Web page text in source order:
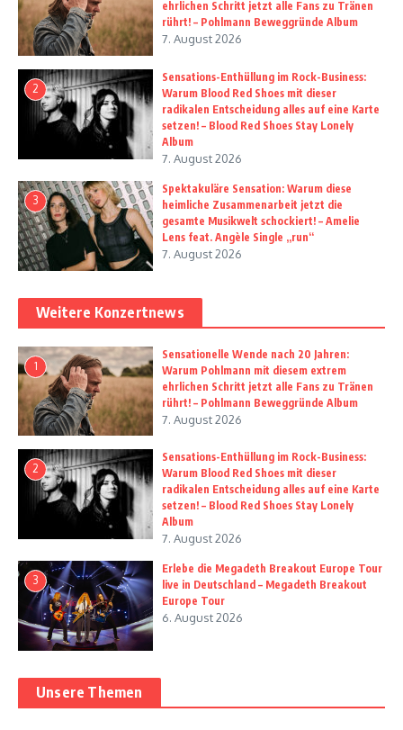
ehrlichen Schritt jetzt alle Fans zu Tränen
rührt! – Pohlmann Beweggründe Album
7. August 2026
2
Sensations-Enthüllung im Rock-Business:
Warum Blood Red Shoes mit dieser
radikalen Entscheidung alles auf eine Karte
setzen! – Blood Red Shoes Stay Lonely
Album
7. August 2026
3
Spektakuläre Sensation: Warum diese
heimliche Zusammenarbeit jetzt die
gesamte Musikwelt schockiert! – Amelie
Lens feat. Angèle Single „run“
7. August 2026
Weitere Konzertnews
1
Sensationelle Wende nach 20 Jahren:
Warum Pohlmann mit diesem extrem
ehrlichen Schritt jetzt alle Fans zu Tränen
rührt! – Pohlmann Beweggründe Album
7. August 2026
2
Sensations-Enthüllung im Rock-Business:
Warum Blood Red Shoes mit dieser
radikalen Entscheidung alles auf eine Karte
setzen! – Blood Red Shoes Stay Lonely
Album
7. August 2026
3
Erlebe die Megadeth Breakout Europe Tour
live in Deutschland – Megadeth Breakout
Europe Tour
6. August 2026
Unsere Themen